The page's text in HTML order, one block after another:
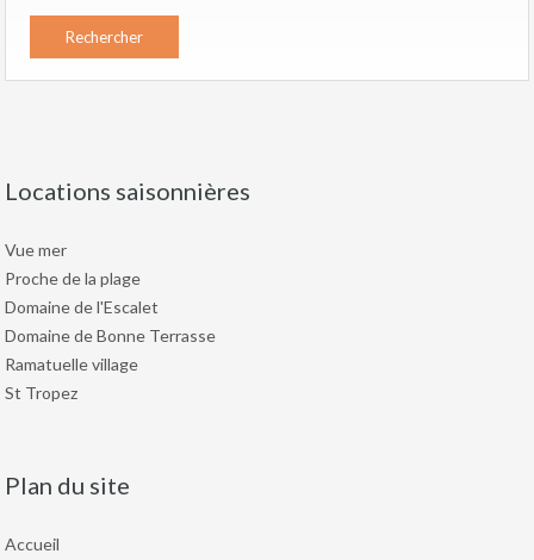
Locations saisonnières
Vue mer
Proche de la plage
Domaine de l'Escalet
Domaine de Bonne Terrasse
Ramatuelle village
St Tropez
Plan du site
Accueil